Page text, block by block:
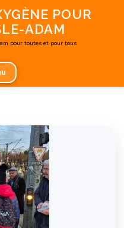
POUR
ADAM
pour toutes et pour tous